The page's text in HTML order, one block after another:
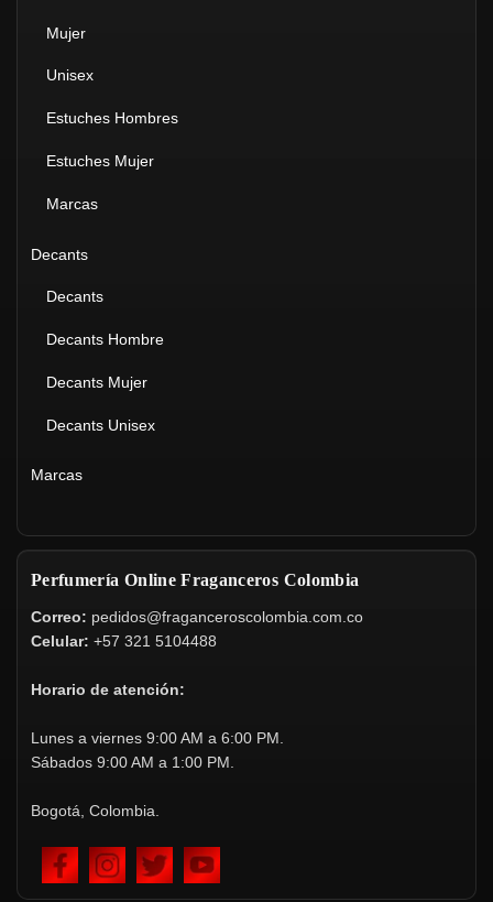
Mujer
Unisex
Estuches Hombres
Estuches Mujer
Marcas
Decants
Decants
Decants Hombre
Decants Mujer
Decants Unisex
Marcas
Perfumería Online Fraganceros Colombia
Correo: pedidos@fraganceroscolombia.com.co
Celular: +57 321 5104488
Horario de atención:
Lunes a viernes 9:00 AM a 6:00 PM.
Sábados 9:00 AM a 1:00 PM.
Bogotá, Colombia.